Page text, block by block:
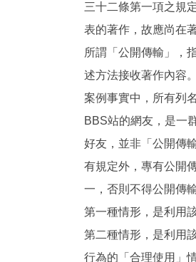
三十二條第一項之規
表的著作，故應尚在
所謂「公開傳輸」，
述方法接收著作內容
案例事實中，所有列
BBS站的網友，是一
好友，並非「公開傳
有規定外，專有公開
一，否則不得公開傳
第一種情形，是利用
第二種情形，是利用
行為的「合理使用」